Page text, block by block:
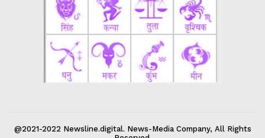
@2021-2022 Newsline.digital. News-Media Company, All Rights